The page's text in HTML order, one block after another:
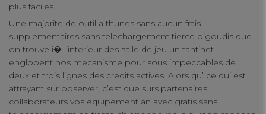
plus faciles.
Une majorite de outil a thunes sans aucun frais
supplementaires sans telechargement tierce bigoudis que
on trouve i� l’interieur des salle de jeu un tantinet
englobent nos mecanisme pour sous impeccables de
deux et trois lignes des credits actives. Alors qu’ ce qui est
attrayant sur observer, c’est que surs partenaires
collaborateurs vos equipement an avec gratis sans